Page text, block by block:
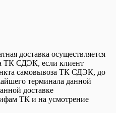
доставка осуществляется
ТК СДЭК, если клиент
самовывоза ТК СДЭК, до
терминала данной
доставке
ТК и на усмотрение